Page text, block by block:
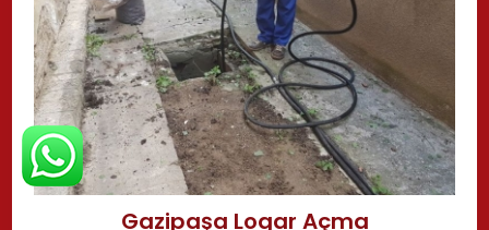
Gazipaşa Logar Açma